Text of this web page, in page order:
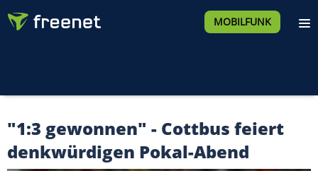
MOBILFUNK
"1:3 gewonnen" - Cottbus feiert
denkwürdigen Pokal-Abend